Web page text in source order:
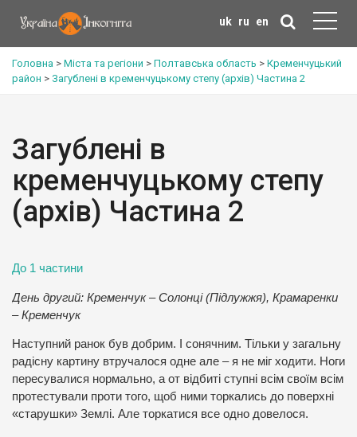
uk ru en
Головна > Міста та регіони > Полтавська область > Кременчуцький
район > Загублені в кременчуцькому степу (архів) Частина 2
Загублені в
кременчуцькому степу
(архів) Частина 2
До 1 частини
День другий: Кременчук – Солонці (Підлужжя), Крамаренки
– Кременчук
Наступний ранок був добрим. І сонячним. Тільки у загальну
радісну картину втручалося одне але – я не міг ходити. Ноги
пересувалися нормально, а от відбиті ступні всім своїм всім
протестували проти того, щоб ними торкались до поверхні
«старушки» Землі. Але торкатися все одно довелося.